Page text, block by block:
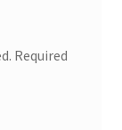
Required